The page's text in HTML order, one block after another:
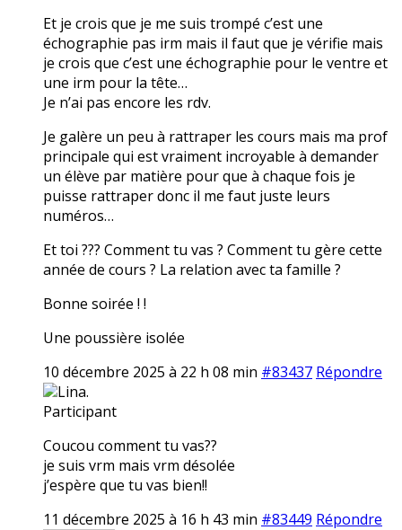
Et je crois que je me suis trompé c’est une
échographie pas irm mais il faut que je vérifie mais
je crois que c’est une échographie pour le ventre et
une irm pour la tête…
Je n’ai pas encore les rdv.
Je galère un peu à rattraper les cours mais ma prof
principale qui est vraiment incroyable à demander
un élève par matière pour que à chaque fois je
puisse rattraper donc il me faut juste leurs
numéros…
Et toi ??? Comment tu vas ? Comment tu gère cette
année de cours ? La relation avec ta famille ?
Bonne soirée ! !
Une poussière isolée
10 décembre 2025 à 22 h 08 min #83437 Répondre
Lina.
Participant
Coucou comment tu vas??
je suis vrm mais vrm désolée
j’espère que tu vas bien!!
11 décembre 2025 à 16 h 43 min #83449 Répondre